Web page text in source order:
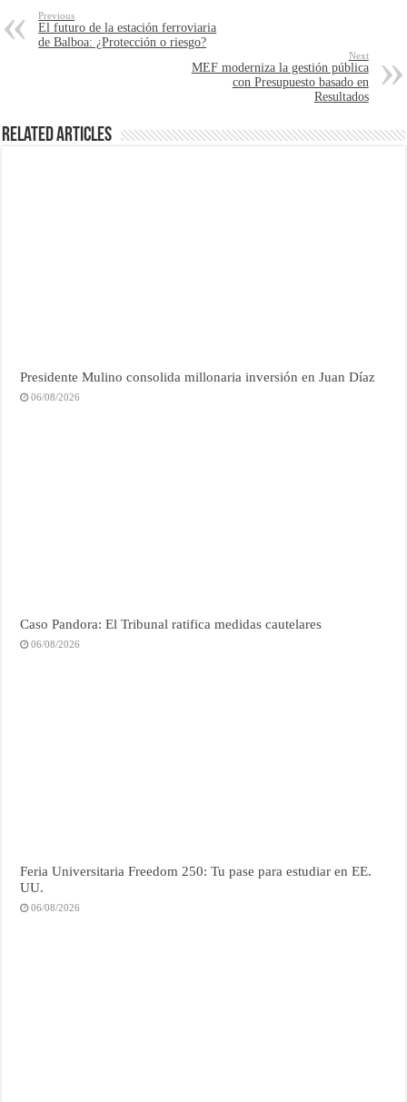
Previous
El futuro de la estación ferroviaria
de Balboa: ¿Protección o riesgo?
Next
MEF moderniza la gestión pública
con Presupuesto basado en
Resultados
Related Articles
Presidente Mulino consolida millonaria inversión en Juan Díaz
06/08/2026
Caso Pandora: El Tribunal ratifica medidas cautelares
06/08/2026
Feria Universitaria Freedom 250: Tu pase para estudiar en EE.
UU.
06/08/2026